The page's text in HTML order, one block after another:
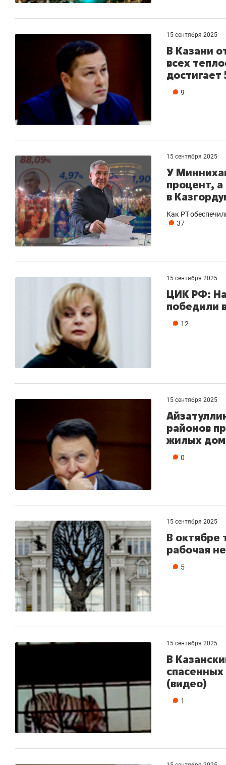
15 сентября 2025
В Казани
всех
достигает
9
15 сентября 2025
У
процент,
в
Как РТ
37
15 сентября 2025
ЦИК РФ: На
победили
12
15 сентября 2025
районов
жилых
0
15 сентября 2025
В октябре
рабочая
5
15 сентября 2025
В
спасенных
(видео)
1